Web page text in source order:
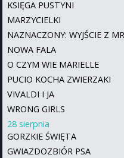
KSIĘGA PUSTYNI
MARZYCIELKI
NAZNACZONY: WYJŚCIE Z
NOWA FALA
O CZYM WIE MARIELLE
PUCIO KOCHA ZWIERZAKI
VIVALDI I JA
WRONG GIRLS
28 sierpnia
GORZKIE ŚWIĘTA
GWIAZDOZBIÓR PSA